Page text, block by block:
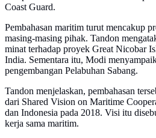
Coast Guard.
Pembahasan maritim turut mencakup
masing-masing pihak. Tandon
minat terhadap proyek Great Nicobar
India. Sementara itu, Modi
pengembangan Pelabuhan Sabang.
Tandon menjelaskan, pembahasan
dari Shared Vision on Maritime
dan Indonesia pada 2018. Visi itu
kerja sama maritim.